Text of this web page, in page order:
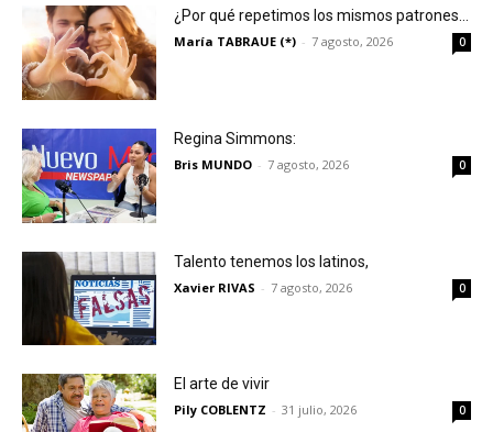
¿Por qué repetimos los mismos patrones…
María TABRAUE (*) - 7 agosto, 2026 0
Regina Simmons:
Bris MUNDO - 7 agosto, 2026 0
Talento tenemos los latinos,
Xavier RIVAS - 7 agosto, 2026 0
El arte de vivir
Pily COBLENTZ - 31 julio, 2026 0